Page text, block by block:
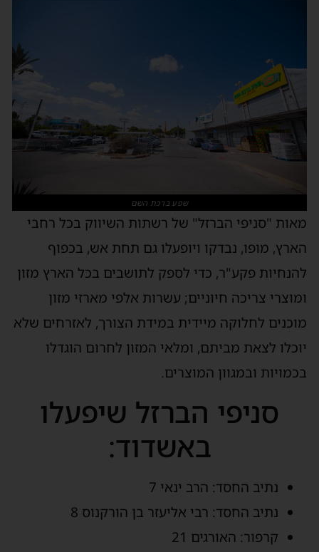
שפע ברכת השם
מאות "סניפי הברזל" של רשתות השיווק בכל רחבי
הארץ, מופו, נבדקו ויופעלו גם תחת אש, בכפוף
להנחיות פקע"ר, כדי לספק לתושבים בכל הארץ מזון
ומוצרי צריכה חיוניים; עשרות אלפי מארזי מזון
מוכנים לחלוקה מיידית במידת הצורך, לאזרחים שלא
יוכלו לצאת מביתם, ומלאי המזון לחרום הוגדלו
בכמויות ובמגוון המוצרים.
סניפי הברזל שיפעלו
באשדוד:
נתיב החסד: הרב ינאי 7
נתיב החסד: רבי אליעזר בן הורקנוס 8
קרפור: האורגים 21